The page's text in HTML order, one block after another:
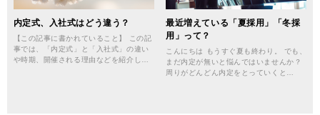
内定式、入社式はどう違う？
【この記事に書かれていること】 この記
事では、「内定式」と「入社式」の違い
や時期、開催される理由などを紹介し…
最近増えている「夏採用」「冬採
用」って？
こんにちは もうすぐ夏も終わり。 でも、
まだ内定が無いと悩んではいませんか？
周りがどんどん内定をとっていくと…